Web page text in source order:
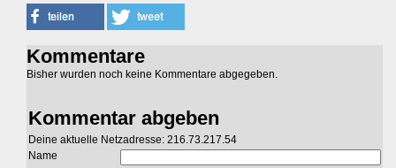
Kommentare
Bisher wurden noch keine Kommentare abgegeben.
Kommentar abgeben
Deine aktuelle Netzadresse: 216.73.217.54
Name